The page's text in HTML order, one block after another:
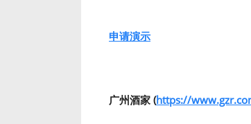
申请演示
广州酒家 (https://